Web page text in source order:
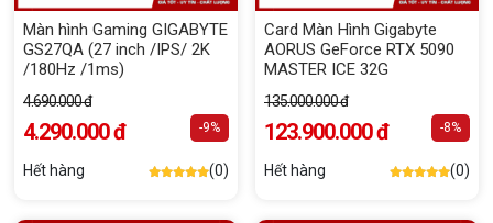
Màn hình Gaming GIGABYTE
GS27QA (27 inch /IPS/ 2K
/180Hz /1ms)
4.690.000 đ
4.290.000 đ -9%
Hết hàng (0)
Card Màn Hình Gigabyte
AORUS GeForce RTX 5090
MASTER ICE 32G
135.000.000 đ
123.900.000 đ -8%
Hết hàng (0)